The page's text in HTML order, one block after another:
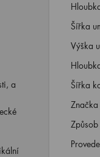
a
Šířka
Výška
Šířka